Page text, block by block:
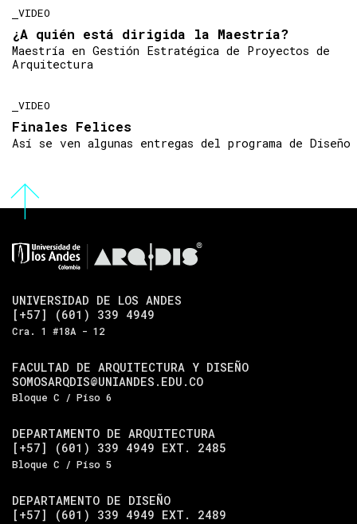
VIDEO
¿A quién está dirigida la Maestría?
Maestría en Gestión Estratégica de Proyectos de
Arquitectura
VIDEO
Finales Felices
Así se ven algunas entregas del programa de Diseño
UNIVERSIDAD DE LOS ANDES
[+57] (601) 339 4949
Cra. 1 #18A - 12
FACULTAD DE ARQUITECTURA Y DISEÑO
SOMOSARQDIS@UNIANDES.EDU.CO
Bloque C / Piso 6
DEPARTAMENTO DE ARQUITECTURA
[+57] (601) 339 4949 EXT. 2485
Bloque C / Piso 5
DEPARTAMENTO DE DISEÑO
[+57] (601) 339 4949 EXT. 2489